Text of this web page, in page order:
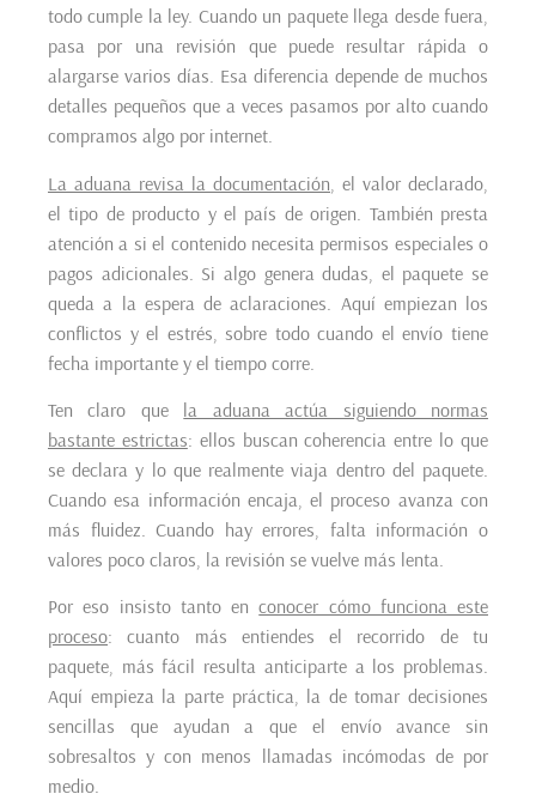
todo cumple la ley. Cuando un paquete llega desde fuera,
pasa por una revisión que puede resultar rápida o
alargarse varios días. Esa diferencia depende de muchos
detalles pequeños que a veces pasamos por alto cuando
compramos algo por internet.
La aduana revisa la documentación , el valor declarado,
el tipo de producto y el país de origen. También presta
atención a si el contenido necesita permisos especiales o
pagos adicionales. Si algo genera dudas, el paquete se
queda a la espera de aclaraciones. Aquí empiezan los
conflictos y el estrés, sobre todo cuando el envío tiene
fecha importante y el tiempo corre.
Ten claro que la aduana actúa siguiendo normas
bastante estrictas: ellos buscan coherencia entre lo que
se declara y lo que realmente viaja dentro del paquete.
Cuando esa información encaja, el proceso avanza con
más fluidez. Cuando hay errores, falta información o
valores poco claros, la revisión se vuelve más lenta.
Por eso insisto tanto enconocer cómo funciona este
proceso: cuanto más entiendes el recorrido de tu
paquete, más fácil resulta anticiparte a los problemas.
Aquí empieza la parte práctica, la de tomar decisiones
sencillas que ayudan a que el envío avance sin
sobresaltos y con menos llamadas incómodas de por
medio.